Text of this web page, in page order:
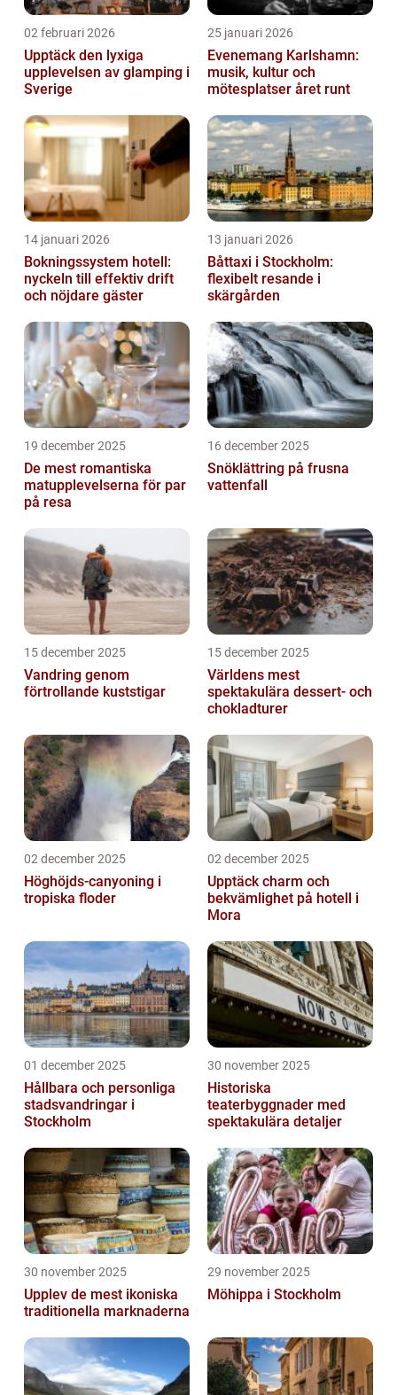
02 februari 2026
Upptäck den lyxiga
upplevelsen av glamping i
Sverige
25 januari 2026
Evenemang Karlshamn:
musik, kultur och
mötesplatser året runt
14 januari 2026
Bokningssystem hotell:
nyckeln till effektiv drift
och nöjdare gäster
13 januari 2026
Båttaxi i Stockholm:
flexibelt resande i
skärgården
19 december 2025
De mest romantiska
matupplevelserna för par
på resa
16 december 2025
Snöklättring på frusna
vattenfall
15 december 2025
Vandring genom
förtrollande kuststigar
15 december 2025
Världens mest
spektakulära dessert- och
chokladturer
02 december 2025
Höghöjds-canyoning i
tropiska floder
02 december 2025
Upptäck charm och
bekvämlighet på hotell i
Mora
01 december 2025
Hållbara och personliga
stadsvandringar i
Stockholm
30 november 2025
Historiska
teaterbyggnader med
spektakulära detaljer
30 november 2025
Upplev de mest ikoniska
traditionella marknaderna
29 november 2025
Möhippa i Stockholm